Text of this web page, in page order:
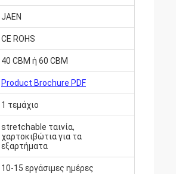
JAEN
CE ROHS
40 CBM ή 60 CBM
Product Brochure PDF
1 τεμάχιο
stretchable ταινία,
χαρτοκιβώτια για τα
εξαρτήματα
10-15 εργάσιμες ημέρες